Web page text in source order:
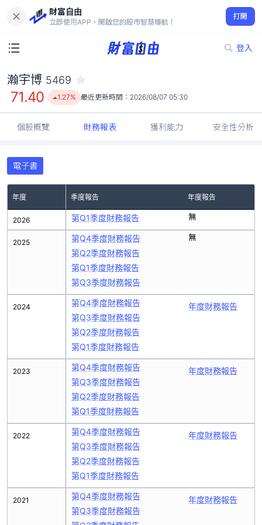
財富自由
立即使用APP，開啟您的股市智慧導航！
打開
登入
71.40
1.27%
瀚宇博 5469
71.40 1.27% 最近更新時間： 2026/08/07 05:30
個股概覽 財務報表 獲利能力 安全性分析
電子書
年度 季度報告 年度報告
2026
2025
2024
2023
2022
2021
第Q1季度財務報告 無
第Q4季度財務報告
第Q2季度財務報告
第Q1季度財務報告
第Q3季度財務報告
無
第Q4季度財務報告
第Q3季度財務報告
第Q2季度財務報告
第Q1季度財務報告
年度財務報告
第Q4季度財務報告
第Q3季度財務報告
第Q2季度財務報告
第Q1季度財務報告
年度財務報告
第Q4季度財務報告
第Q3季度財務報告
第Q2季度財務報告
第Q1季度財務報告
年度財務報告
第Q4季度財務報告
第Q3季度財務報告
年度財務報告